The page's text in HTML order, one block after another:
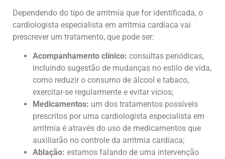
Dependendo do tipo de arritmia que for identificada, o
cardiologista especialista em arritmia cardíaca vai
prescrever um tratamento, que pode ser:
Acompanhamento clínico: consultas periódicas,
incluindo sugestão de mudanças no estilo de vida,
como reduzir o consumo de álcool e tabaco,
exercitar-se regularmente e evitar vícios;
Medicamentos: um dos tratamentos possíveis
prescritos por uma cardiologista especialista em
arritmia é através do uso de medicamentos que
auxiliarão no controle da arritmia cardíaca;
Ablação: estamos falando de uma intervenção